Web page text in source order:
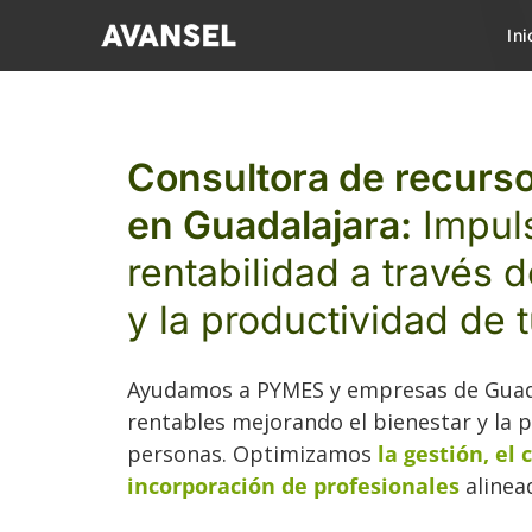
contenido
Consultora de
en Guadalajara:
rentabilidad a través
y la productividad de
Ayudamos a PYMES y empresas de
rentables mejorando el bienestar y la
personas. Optimizamos la gestión, el
incorporación de profesionales